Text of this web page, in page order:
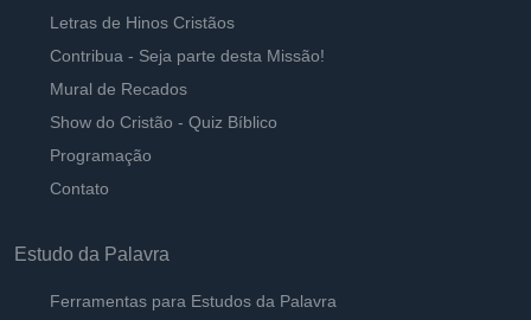
Letras de Hinos Cristãos
Contribua - Seja parte desta Missão!
Mural de Recados
Show do Cristão - Quiz Bíblico
Programação
Contato
Estudo da Palavra
Ferramentas para Estudos da Palavra